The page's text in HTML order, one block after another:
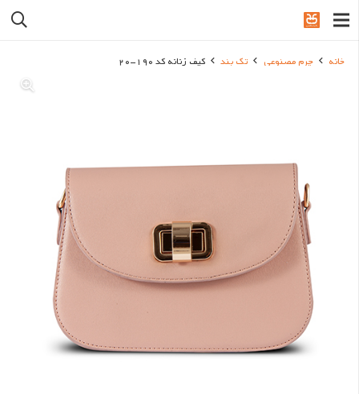
خانه چرم مصنوعی تک بند کیف زنانه کد 190-20